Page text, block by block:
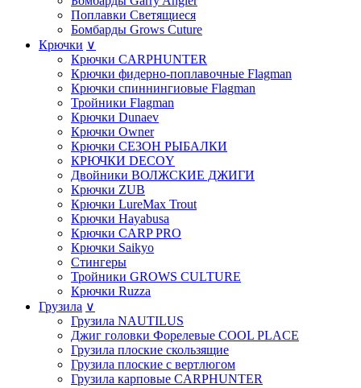
Поплавки Светящиеся
Бомбарды Grows Cuture
Крючки ∨
Крючки CARPHUNTER
Крючки фидерно-поплавочные Flagman
Крючки cпиннингиовые Flagman
Тройники Flagman
Крючки Dunaev
Крючки Owner
Крючки СЕЗОН РЫБАЛКИ
КРЮЧКИ DECOY
Двойники ВОЛЖСКИЕ ДЖИГИ
Крючки ZUB
Крючки LureMax Trout
Крючки Hayabusa
Крючки CARP PRO
Крючки Saikyo
Стингеры
Тройники GROWS CULTURE
Крючки Ruzza
Грузила ∨
Грузила NAUTILUS
Джиг головки Форелевые COOL PLACE
Грузила плоские скользящие
Грузила плоские с вертлюгом
Грузила карповые CARPHUNTER